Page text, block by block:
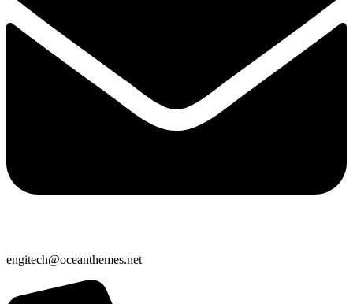
engitech@oceanthemes.net